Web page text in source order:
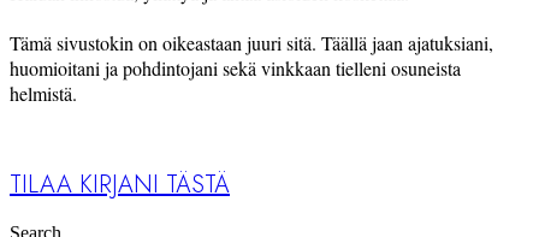
Tämä sivustokin on oikeastaan juuri sitä. Täällä jaan ajatuksiani,
huomioitani ja pohdintojani sekä vinkkaan tielleni osuneista
helmistä.
TILAA KIRJANI TÄSTÄ
Search